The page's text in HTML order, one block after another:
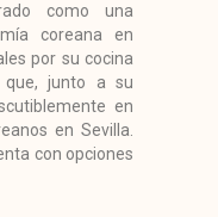
como una
coreana en
por su cocina
junto a su
en
en Sevilla.
con opciones